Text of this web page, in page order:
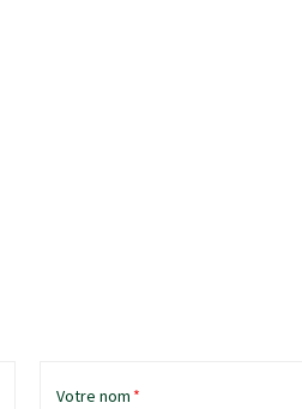
Votre nom *